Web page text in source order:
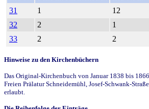
31
1 12
32
2 1
33
2 2
Hinweise zu den Kirchenbüchern
Das Original-Kirchenbuch von Januar 1838 bis
Freien Prälatur Schneidemühl, Josef-Schwank-
erlaubt.